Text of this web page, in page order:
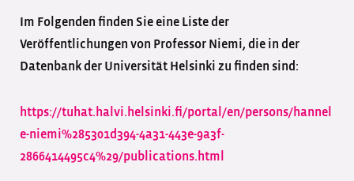
Im Folgenden finden Sie eine Liste der
Veröffentlichungen von Professor Niemi, die in der
Datenbank der Universität Helsinki zu finden sind:
https://tuhat.halvi.helsinki.fi/portal/en/persons/hannel
e-niemi%285301d394-4a31-443e-9a3f-
2866414495c4%29/publications.html